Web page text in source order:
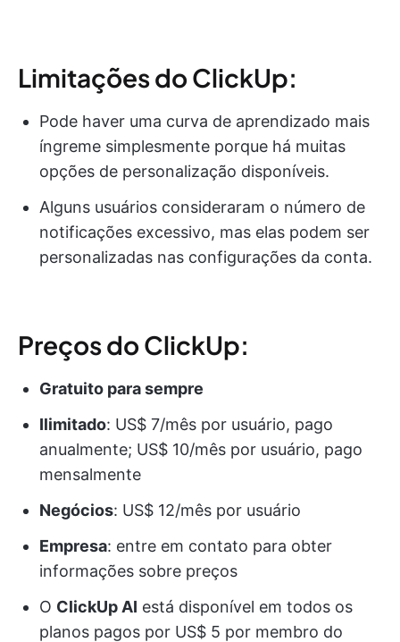
Limitações do ClickUp:
Pode haver uma curva de aprendizado mais
íngreme simplesmente porque há muitas
opções de personalização disponíveis.
Alguns usuários consideraram o número de
notificações excessivo, mas elas podem ser
personalizadas nas configurações da conta.
Preços do ClickUp:
Gratuito para sempre
Ilimitado: US$ 7/mês por usuário, pago
anualmente; US$ 10/mês por usuário, pago
mensalmente
Negócios: US$ 12/mês por usuário
Empresa: entre em contato para obter
informações sobre preços
O ClickUp AI está disponível em todos os
planos pagos por US$ 5 por membro do